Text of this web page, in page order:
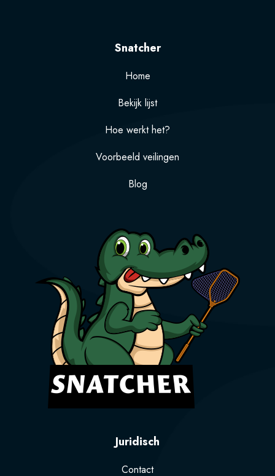
Snatcher
Home
Bekijk lijst
Hoe werkt het?
Voorbeeld veilingen
Blog
Juridisch
Contact